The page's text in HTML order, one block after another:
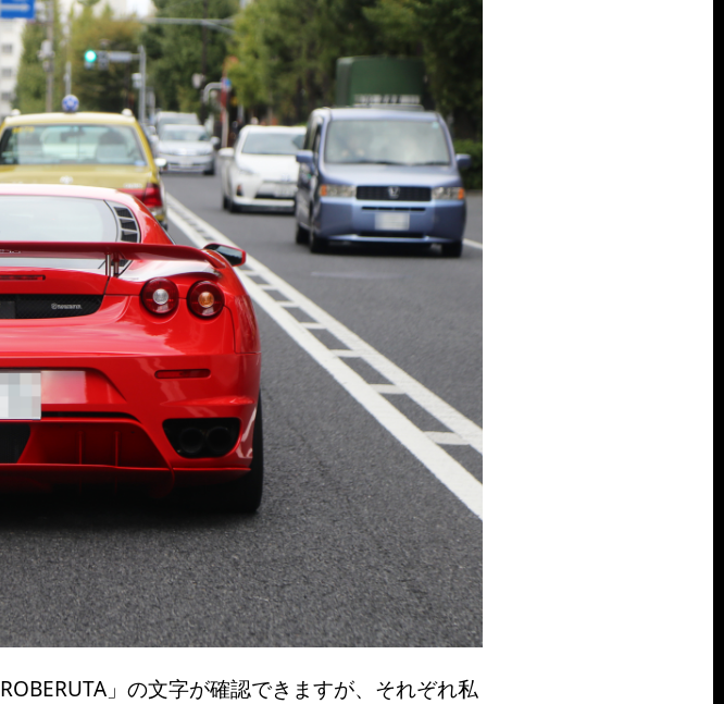
」の文字が確認できますが、それぞれ私